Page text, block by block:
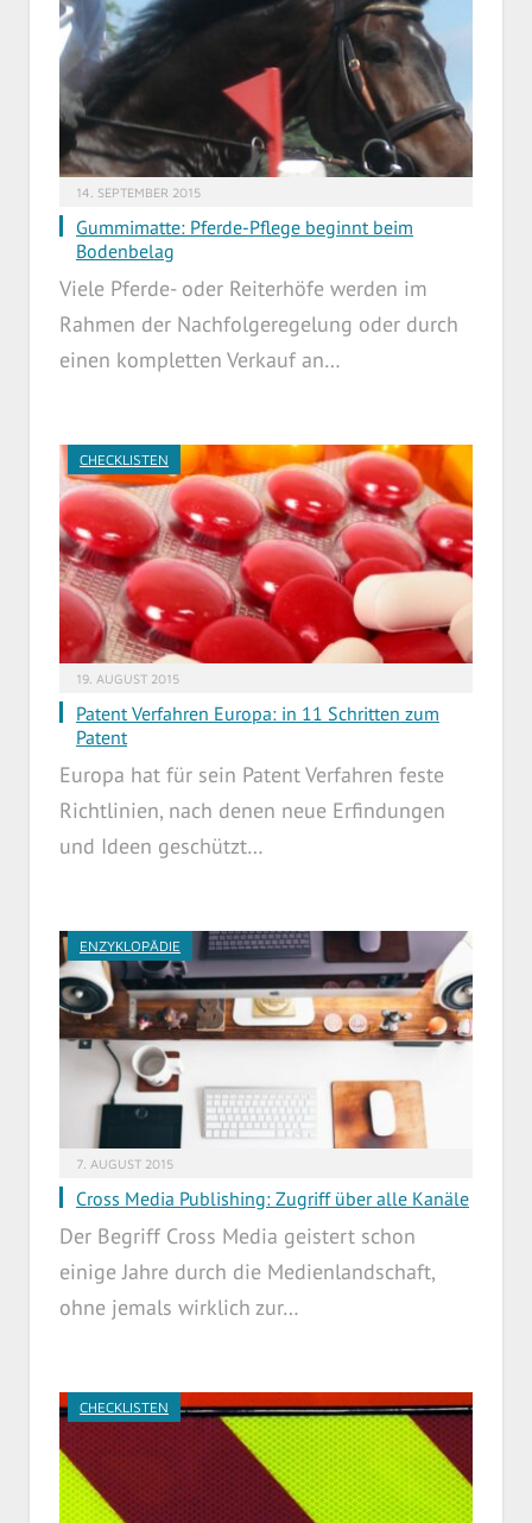
14. SEPTEMBER 2015
Gummimatte: Pferde-Pflege beginnt beim
Bodenbelag
Viele Pferde- oder Reiterhöfe werden im
Rahmen der Nachfolgeregelung oder durch
einen kompletten Verkauf an…
CHECKLISTEN
19. AUGUST 2015
Patent Verfahren Europa: in 11 Schritten zum
Patent
Europa hat für sein Patent Verfahren feste
Richtlinien, nach denen neue Erfindungen
und Ideen geschützt…
ENZYKLOPÄDIE
7. AUGUST 2015
Cross Media Publishing: Zugriff über alle Kanäle
Der Begriff Cross Media geistert schon
einige Jahre durch die Medienlandschaft,
ohne jemals wirklich zur…
CHECKLISTEN